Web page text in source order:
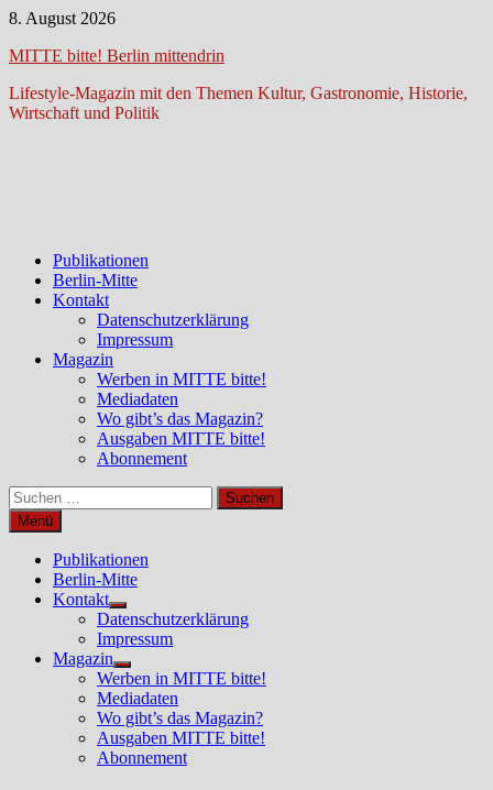
Zum
springen
8. August 2026
MITTE bitte! Berlin mittendrin
Lifestyle-Magazin mit den Themen Kultur, Gastronomie, Historie,
Wirtschaft und Politik
Publikationen
Berlin-Mitte
Kontakt
Datenschutzerklärung
Impressum
Magazin
Werben in MITTE bitte!
Mediadaten
Wo gibt’s das Magazin?
Ausgaben MITTE bitte!
Abonnement
Suchen
nach:
Menü
Publikationen
Berlin-Mitte
Kontakt
Untermenü
anzeigen
Datenschutzerklärung
Impressum
Magazin
Untermenü
anzeigen
Werben in MITTE bitte!
Mediadaten
Wo gibt’s das Magazin?
Ausgaben MITTE bitte!
Abonnement